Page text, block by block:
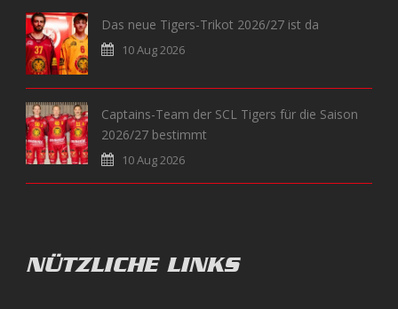
Das neue Tigers-Trikot 2026/27 ist da
10 Aug 2026
Captains-Team der SCL Tigers für die Saison
2026/27 bestimmt
10 Aug 2026
NÜTZLICHE LINKS